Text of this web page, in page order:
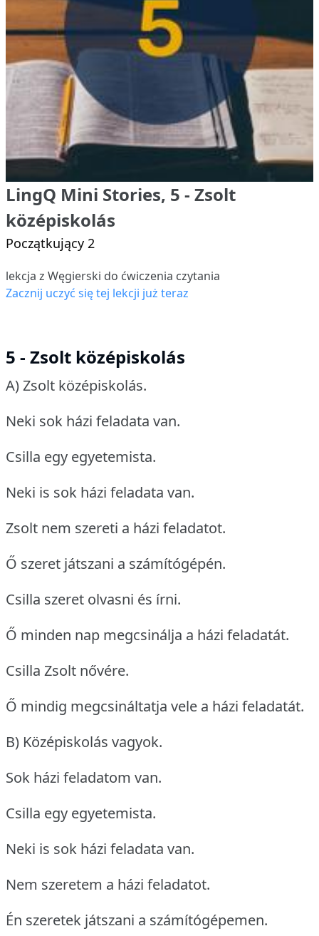
LingQ Mini Stories, 5 - Zsolt
középiskolás
Początkujący 2
lekcja z Węgierski do ćwiczenia czytania
Zacznij uczyć się tej lekcji już teraz
5 - Zsolt középiskolás
A) Zsolt középiskolás.
Neki sok házi feladata van.
Csilla egy egyetemista.
Neki is sok házi feladata van.
Zsolt nem szereti a házi feladatot.
Ő szeret játszani a számítógépén.
Csilla szeret olvasni és írni.
Ő minden nap megcsinálja a házi feladatát.
Csilla Zsolt nővére.
Ő mindig megcsináltatja vele a házi feladatát.
B) Középiskolás vagyok.
Sok házi feladatom van.
Csilla egy egyetemista.
Neki is sok házi feladata van.
Nem szeretem a házi feladatot.
Én szeretek játszani a számítógépemen.